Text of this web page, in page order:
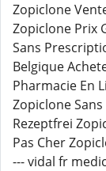
Zopiclone
Zopiclone Prix
Sans
Belgique
Pharmacie En
Zopiclone
Rezeptfrei
Pas Cher
--- vidal fr